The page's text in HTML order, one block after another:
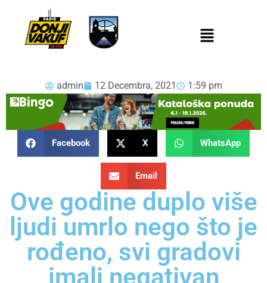
admin 12 Decembra, 2021 1:59 pm
Facebook X WhatsApp
Email
Ove godine duplo više
ljudi umrlo nego što je
rođeno, svi gradovi
imali negativan